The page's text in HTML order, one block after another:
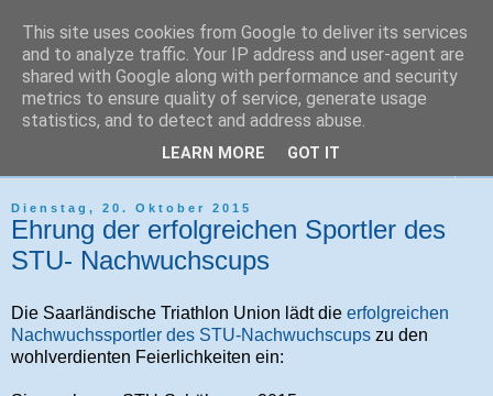
Tri-Sport Saar-Hochwald
Verein für Ausdauersport und Triathlon
Dienstag, 20. Oktober 2015
Ehrung der erfolgreichen Sportler des
STU- Nachwuchscups
Die Saarländische Triathlon Union lädt die erfolgreichen
Nachwuchssportler des STU-Nachwuchscups zu den
wohlverdienten Feierlichkeiten ein:
This site uses cookies from Google to deliver its services
and to analyze traffic. Your IP address and user-agent are
shared with Google along with performance and security
metrics to ensure quality of service, generate usage
statistics, and to detect and address abuse.
LEARN MORE GOT IT